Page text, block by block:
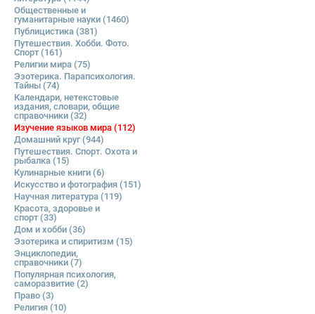
Общественные и
гуманитарные науки (1460)
Публицистика (381)
Путешествия. Хобби. Фото.
Спорт(161)
Религии мира (75)
Эзотерика. Парапсихология.
Тайны (74)
Календари, нетекстовые
издания, словари, общие
справочники (32)
Изучение языков мира (112)
Домашний круг(944)
Путешествия. Спорт. Охота и
рыбалка (15)
Кулинарные книги (6)
Искусство и фотография (151)
Научная литература (119)
Красота, здоровье и
спорт(33)
Дом и хобби (36)
Эзотерика и спиритизм (15)
Энциклопедии,
справочники (7)
Популярная психология,
саморазвитие (2)
Право (3)
Религия (10)